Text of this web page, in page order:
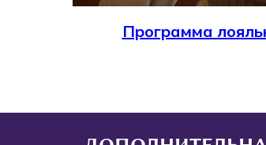
Программа